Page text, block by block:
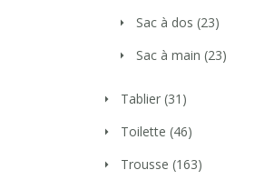
Sac à dos (23)
Sac à main (23)
Tablier (31)
Toilette (46)
Trousse (163)